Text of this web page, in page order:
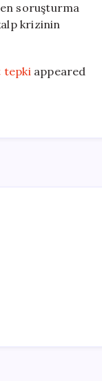
soruşturma
krizinin
tepkiappeared